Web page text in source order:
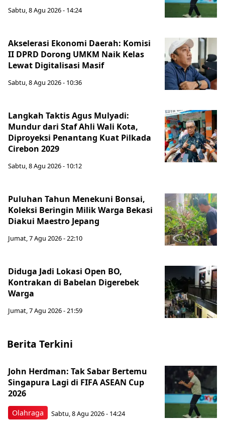
Sabtu, 8 Agu 2026 - 14:24
Akselerasi Ekonomi Daerah: Komisi
II DPRD Dorong UMKM Naik Kelas
Lewat Digitalisasi Masif
Sabtu, 8 Agu 2026 - 10:36
Langkah Taktis Agus Mulyadi:
Mundur dari Staf Ahli Wali Kota,
Diproyeksi Penantang Kuat Pilkada
Cirebon 2029
Sabtu, 8 Agu 2026 - 10:12
Puluhan Tahun Menekuni Bonsai,
Koleksi Beringin Milik Warga Bekasi
Diakui Maestro Jepang
Jumat, 7 Agu 2026 - 22:10
Diduga Jadi Lokasi Open BO,
Kontrakan di Babelan Digerebek
Warga
Jumat, 7 Agu 2026 - 21:59
Berita Terkini
Olahraga
John Herdman: Tak Sabar Bertemu
Singapura Lagi di FIFA ASEAN Cup
2026
Sabtu, 8 Agu 2026 - 14:24